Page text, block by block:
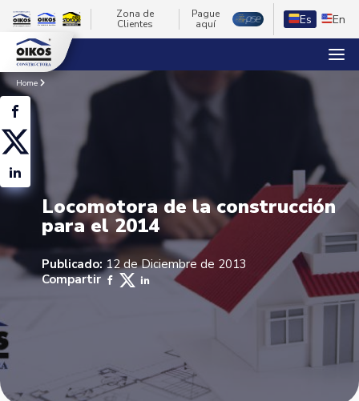
Zona de
Clientes
Pague
aquí
Es En
Home
Locomotora de la construcción
para el 2014
Publicado: 12 de Diciembre de 2013
Compartir